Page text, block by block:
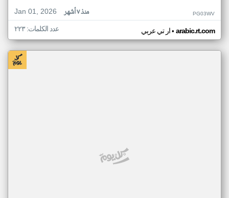
Jan 01, 2026
منذ ٧ أشهر PG03WV
ار تي عربي• arabic.rt.com عدد الكلمات: ٢٢٣